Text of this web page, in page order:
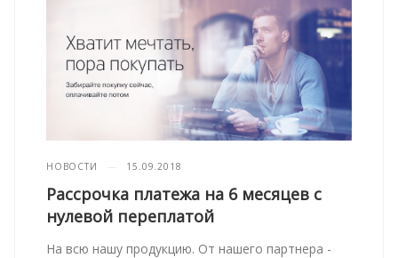
НОВОСТИ 15.09.2018
Рассрочка платежа на 6 месяцев с
нулевой переплатой
На всю нашу продукцию. От нашего партнера -